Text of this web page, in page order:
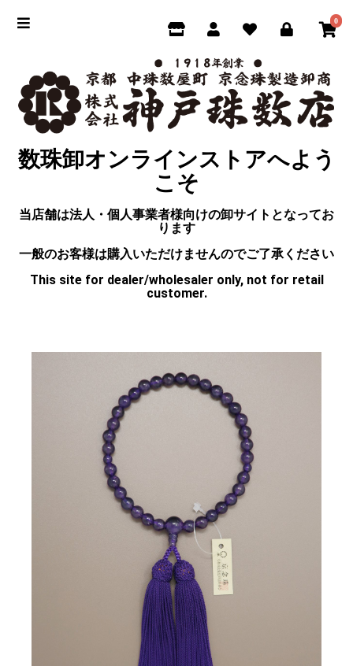
0
数珠卸オンラインストアへよう
こそ
当店舗は法人・個人事業者様向けの卸サイトとなってお
ります
一般のお客様は購入いただけませんのでご了承ください
This site for dealer/wholesaler only, not for retail
customer.